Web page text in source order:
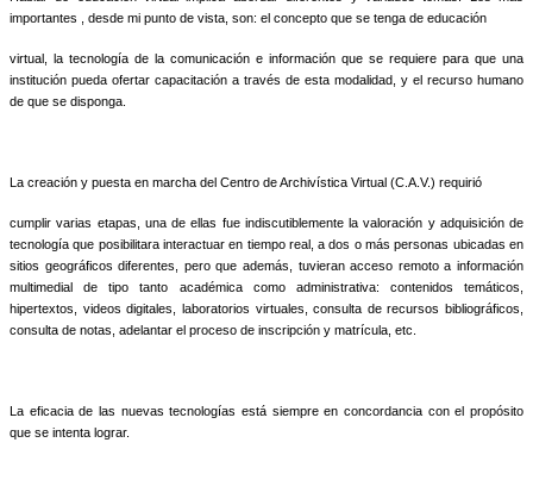
importantes , desde mi punto de vista, son: el concepto que se tenga de educación
virtual, la tecnología de la comunicación e información que se requiere para que una
institución pueda ofertar capacitación a través de esta modalidad, y el recurso humano
de que se disponga.
La creación y puesta en marcha del Centro de Archivística Virtual (C.A.V.) requirió
cumplir varias etapas, una de ellas fue indiscutiblemente la valoración y adquisición de
tecnología que posibilitara interactuar en tiempo real, a dos o más personas ubicadas en
sitios geográficos diferentes, pero que además, tuvieran acceso remoto a información
multimedial de tipo tanto académica como administrativa: contenidos temáticos,
hipertextos, videos digitales, laboratorios virtuales, consulta de recursos bibliográficos,
consulta de notas, adelantar el proceso de inscripción y matrícula, etc.
La eficacia de las nuevas tecnologías está siempre en concordancia con el propósito
que se intenta lograr.